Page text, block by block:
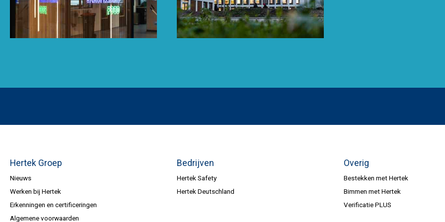
Hertek Groep
Nieuws
Werken bij Hertek
Erkenningen en certificeringen
Algemene voorwaarden
Bedrijven
Hertek Safety
Hertek Deutschland
Overig
Bestekken met Hertek
Bimmen met Hertek
Verificatie PLUS